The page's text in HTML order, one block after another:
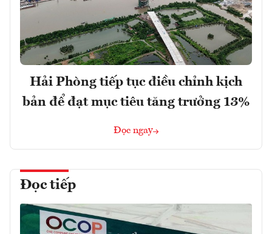
Hải Phòng tiếp tục điều chỉnh kịch
bản để đạt mục tiêu tăng trưởng 13%
Đọc ngay
Đọc tiếp